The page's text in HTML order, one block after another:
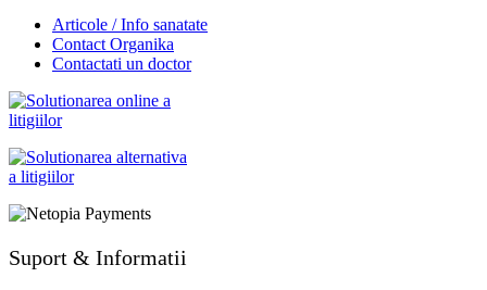
Articole / Info sanatate
Contact Organika
Contactati un doctor
Suport & Informatii